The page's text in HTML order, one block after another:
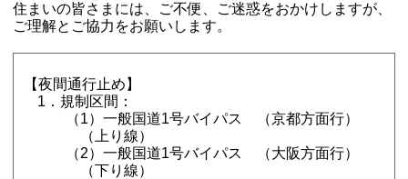
住まいの皆さまには、ご不便、ご迷惑をおかけしますが、
ご理解とご協力をお願いします。
【夜間通行止め】
1．規制区間：
（1）一般国道1号バイパス （京都方面行）
（上り線）
（2）一般国道1号バイパス （大阪方面行）
（下り線）